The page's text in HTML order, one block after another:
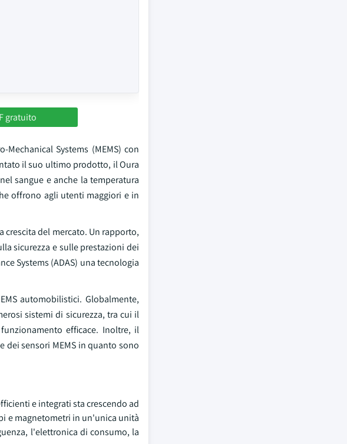
gratuito
Systems (MEMS) con
il suo ultimo prodotto, il Oura
sangue e anche la temperatura
offrono agli utenti maggiori e in
crescita del mercato. Un rapporto,
sicurezza e sulle prestazioni dei
Systems (ADAS) una tecnologia
automobilistici. Globalmente,
sistemi di sicurezza, tra cui il
efficace. Inoltre, il
sensori MEMS in quanto sono
e integrati sta crescendo ad
e magnetometri in un'unica unità
l'elettronica di consumo, la